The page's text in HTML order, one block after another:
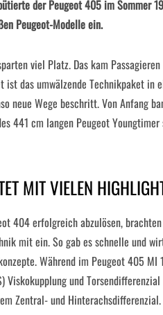
der Peugeot 405 im Sommer
Peugeot-Modelle ein.
viel Platz. Das kam
das umwälzende Technikpaket in
neue Wege beschritt. Von Anfang
441 cm langen Peugeot
MIT VIELEN
404 erfolgreich abzulösen,
mit ein. So gab es schnelle und
Während im Peugeot 405
und
Zentral- und Hinterachsdifferenzial.